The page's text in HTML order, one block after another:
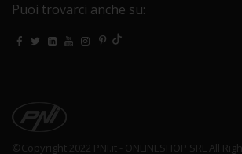
Puoi trovarci anche su:
©Copyright 2022 PNI.it - ONLINESHOP SRL All